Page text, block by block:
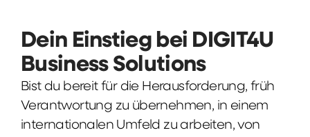
Dein Einstieg bei DIGIT4U
Business Solutions
Bist du bereit für die Herausforderung, früh
Verantwortung zu übernehmen, in einem
internationalen Umfeld zu arbeiten, von